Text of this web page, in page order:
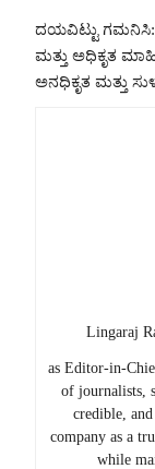
ದಯವಿಟ್ಟು ಗಮನಿಸಿ:
ಮತ್ತು ಅಧಿಕೃತ
ಅನಧಿಕೃತ ಮತ್ತು
Lingaraj
as Editor-in-
of journalists,
credible,
company as a
while